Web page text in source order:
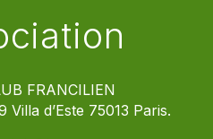
FRANCILIEN
Villa d’Este 75013 Paris.